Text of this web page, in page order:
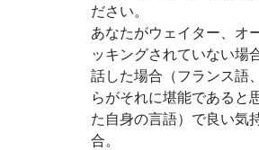
ださい。
あなたがウェイター、オ
ッキングされていない場
話した場合（フランス語
らがそれに堪能であると
た自身の言語）で良い気
合。